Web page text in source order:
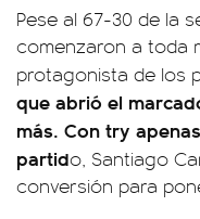
Pese al 67-30 de la
comenzaron a toda
protagonista de los
que abrió el
más. Con try
partido, Santiago
conversión para